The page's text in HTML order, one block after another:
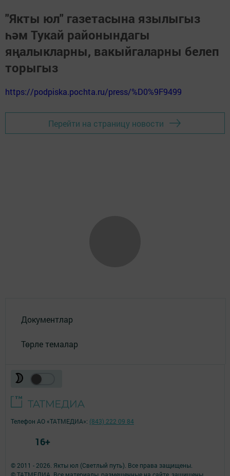
"Якты юл" газетасына язылыгыз
һәм Тукай районындагы
яңалыкларны, вакыйгаларны белеп
торыгыз
https://podpiska.pochta.ru/press/%D0%9F9499
Перейти на страницу новости
Документлар
Төрле темалар
© 2011 - 2026. Якты юл (Светлый путь). Все права защищены.
© ТАТМЕДИА. Все материалы, размещенные на сайте, защищены
Телефон АО «ТАТМЕДИА»: (843) 222 09 84
16+